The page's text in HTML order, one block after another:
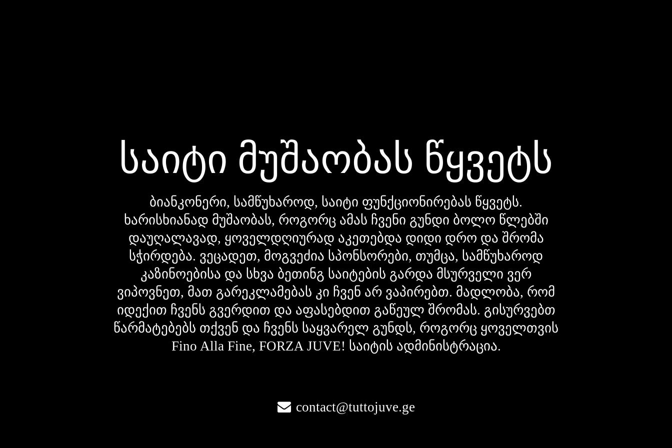
საიტი მუშაობას წყვეტს
ბიანკონერი, სამწუხაროდ, საიტი ფუნქციონირებას წყვეტს.
ხარისხიანად მუშაობას, როგორც ამას ჩვენი გუნდი ბოლო წლებში
დაუღალავად, ყოველდღიურად აკეთებდა დიდი დრო და შრომა
სჭირდება. ვეცადეთ, მოგვეძია სპონსორები, თუმცა, სამწუხაროდ
კაზინოებისა და სხვა ბეთინგ საიტების გარდა მსურველი ვერ
ვიპოვნეთ, მათ გარეკლამებას კი ჩვენ არ ვაპირებთ. მადლობა, რომ
იდექით ჩვენს გვერდით და აფასებდით გაწეულ შრომას. გისურვებთ
წარმატებებს თქვენ და ჩვენს საყვარელ გუნდს, როგორც ყოველთვის
Fino Alla Fine, FORZA JUVE! საიტის ადმინისტრაცია.
contact@tuttojuve.ge